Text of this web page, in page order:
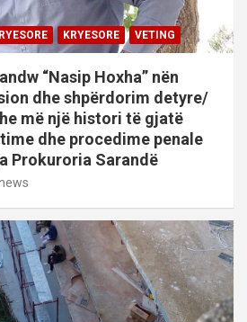
KRYESORE VETING
“Nasip Hoxha” nën
dhe shpërdorim detyre/
më një histori të gjatë
dhe procedime penale
Prokuroria Sarandë